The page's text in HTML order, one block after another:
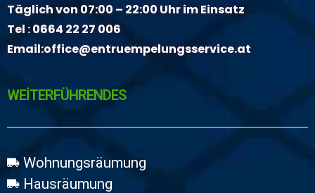
Täglich von 07:00 – 22:00 Uhr im Einsatz
Tel :0664 22 27 006
Email:office@entruempelungsservice.at
WEİTERFÜHRENDES
Wohnungsräumung
Hausräumung